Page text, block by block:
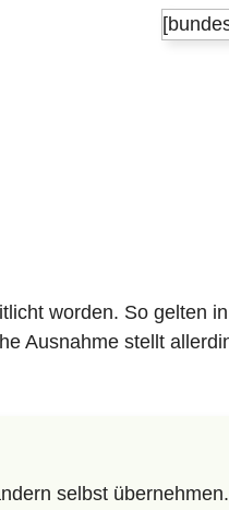
worden. So gelten
Ausnahme stellt
selbst